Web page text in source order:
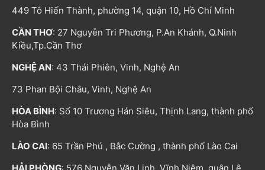
449 Tô Hiến Thành, phường 14, quận 10, Hồ Chí Minh
CẦN THƠ: 27 Nguyễn Tri Phương, P.An Khánh, Q.Ninh
Kiều,Tp.Cần Thơ
NGHỆ AN: 43 Thái Phiên, Vinh, Nghệ An
73 Phan Bội Châu, Vinh, Nghệ An
HÒA BÌNH: Số 10 Trương Hán Siêu, Thịnh Lang, thành phố
Hòa Bình
LÀO CAI: 65 Trần Phú , Bắc Cường , thành phố Lào Cai